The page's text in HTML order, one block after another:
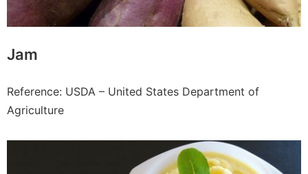
Jam
Reference: USDA – United States Department of
Agriculture